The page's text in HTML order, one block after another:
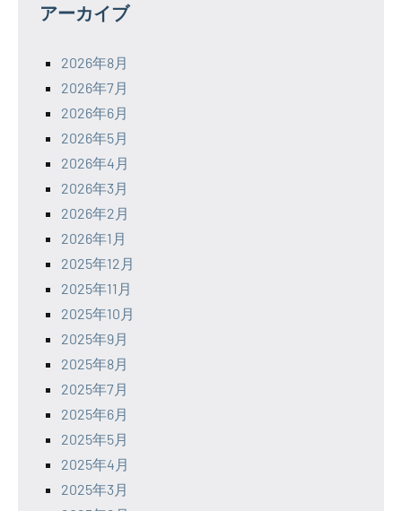
アーカイブ
2026年8月
2026年7月
2026年6月
2026年5月
2026年4月
2026年3月
2026年2月
2026年1月
2025年12月
2025年11月
2025年10月
2025年9月
2025年8月
2025年7月
2025年6月
2025年5月
2025年4月
2025年3月